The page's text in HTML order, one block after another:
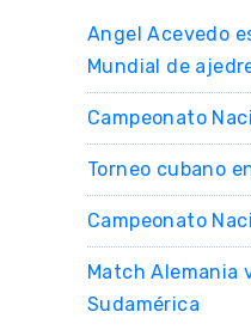
Angel Acevedo
Mundial de
Campeonato
Torneo cubano
Campeonato
Match Alemania
Sudamérica